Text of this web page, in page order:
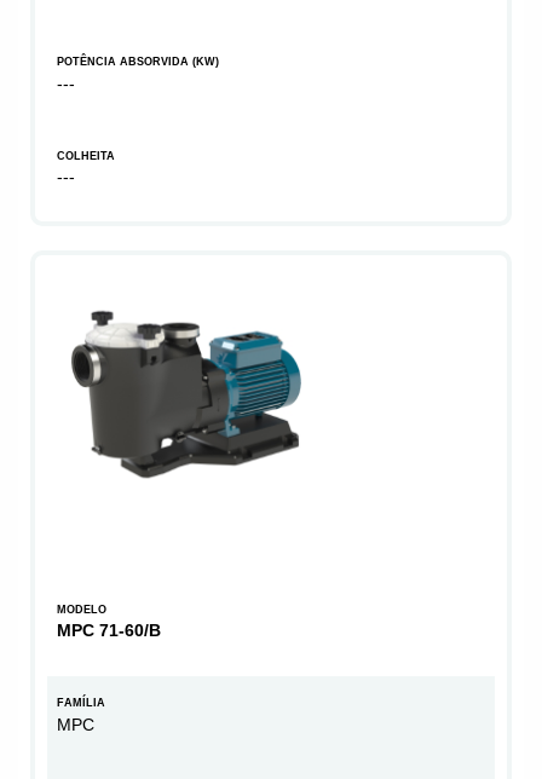
POTÊNCIA ABSORVIDA (KW)
---
COLHEITA
---
MODELO
MPC 71-60/B
FAMÍLIA
MPC